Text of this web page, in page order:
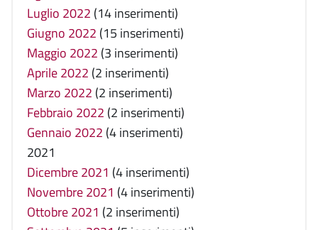
Luglio 2022 (14 inserimenti)
Giugno 2022 (15 inserimenti)
Maggio 2022 (3 inserimenti)
Aprile 2022 (2 inserimenti)
Marzo 2022 (2 inserimenti)
Febbraio 2022 (2 inserimenti)
Gennaio 2022 (4 inserimenti)
2021
Dicembre 2021 (4 inserimenti)
Novembre 2021 (4 inserimenti)
Ottobre 2021 (2 inserimenti)